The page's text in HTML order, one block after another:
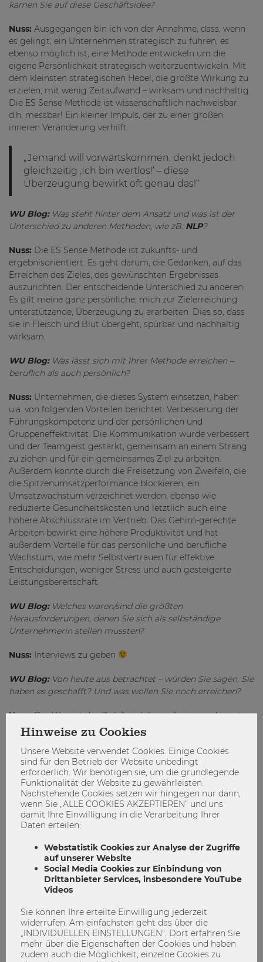
kamen Sie auf diese Geschäftsidee?
Nuss: Ausgegangen bin ich von der Annahme, dass, wenn
es gelingt, ein Unternehmen strategisch zu führen, es
ebenso möglich ist, eine Methode entwickeln um die
eigene Persönlichkeit strategisch weiterzuentwickeln. Mit
dem kleinsten strategischen Hebel, die größte Wirkung zu
erzielen, mit wenig Zeitaufwand – wirksam und nachhaltig.
Die ES Sense Methode ist wissenschaftlich nachweisbar,
d.h. messbar! Ein kleiner Impuls, der zu einer großen
inneren Veränderung verhilft.
„Jemand will vorwärtskommen, denkt jedoch
gleichzeitig ‚Ich bin wertlos!‘ – diese
Überzeugung bewirkt oft genau das!“
WU Blog:Was steht hinter dem Ansatz und was ist der
Unterschied zu anderen Methoden, wie zB. NLP?
Nuss: Die ES Sense Methode ist zukunfts- und
ergebnisorientiert. Es geht darum, die Gedanken, auf das
Erreichen des Zieles, des gewünschten Ergebnisses
auszurichten. Der entscheidende Unterschied zu anderen:
Es gilt meine ganz persönliche, mich zur Zielerreichung
unterstützende, Überzeugung zu erarbeiten. Dies so, dass
sie in Fleisch und Blut übergeht, spürbar und nachhaltig
wirksam.
WU Blog:Was lässt sich mit Ihrer Methode erreichen –
beruflich als auch persönlich?
Nuss: Unternehmen, die dieses System einsetzen, haben
u.a. von folgenden Vorteilen berichtet: Verbesserung der
Führungskompetenz und der persönlichen und
Gruppeneffektivität. Die Kommunikation wurde verbessert
und der Teamgeist gestärkt, gemeinsam an einem Strang
zu ziehen und für ein gemeinsames Ziel zu arbeiten.
Außerdem konnte durch die Freisetzung von Zweifeln, die
die Spitzenumsatzperformance blockieren, ein
Umsatzwachstum verzeichnet werden, ebenso wie
reduzierte Gesundheitskosten und letztlich auch eine
höhere Abschlussrate im Vertrieb. Das Gehirn-gerechte
Arbeiten bewirkt eine höhere Produktivität und hat
außerdem Vorteile für das persönliche und berufliche
Wachstum, wie mehr Selbstvertrauen für effektive
Entscheidungen, weniger Stress und auch gesteigerte
Leistungsbereitschaft.
WU Blog:Welches waren/sind die größten
Herausforderungen, denen Sie sich als selbständige
Unternehmerin stellen mussten?
Nuss: Interviews zu geben
WU Blog:Von heute aus betrachtet – würden Sie sagen, Sie
haben es geschafft? Und was wollen Sie noch erreichen?
Nuss:Der Weg ist das Ziel. Ja, ich bin auf einem sehr guten
Weg. Ich werde oft als Expertin eingeladen, oder um
Buch zu diesem Thema zu veröffentlichen. Ich will
erreichen, dass möglichst viele Führungskräfte an der
Spitze von diesem Paradigmenwechsel überzeugt werden:
dass Ihr eigenes authentisches Auftreten, Ihre eigene
persönliche Weiterentwicklung der stärkste strategische
Hebel zu positiven Veränderungen im Unternehmen, in der
Wirtschaft, für uns alle, ist!
#AlumniClub #Alumni
Hinweise zu Cookies
Unsere Website verwendet Cookies. Einige Cookies
sind für den Betrieb der Website unbedingt
erforderlich. Wir benötigen sie, um die grundlegende
Funktionalität der Website zu gewährleisten.
Nachstehende Cookies setzen wir hingegen nur dann,
wenn Sie „ALLE COOKIES AKZEPTIEREN“ und uns
damit Ihre Einwilligung in die Verarbeitung Ihrer
Daten erteilen:
Webstatistik Cookies zur Analyse der Zugriffe
auf unserer Website
Social Media Cookies zur Einbindung von
Drittanbieter Services, insbesondere YouTube
Videos
Sie können Ihre erteilte Einwilligung jederzeit
widerrufen. Am einfachsten geht das über die
„INDIVIDUELLEN EINSTELLUNGEN“. Dort erfahren Sie
mehr über die Eigenschaften der Cookies und haben
zudem auch die Möglichkeit, einzelne Cookies zu